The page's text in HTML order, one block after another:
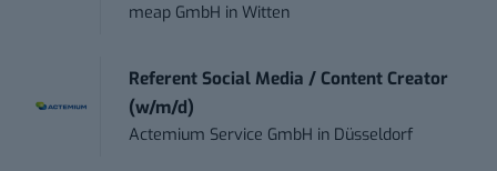
meap GmbH inWitten
Referent Social Media / Content Creator
(w/m/d)
Actemium Service GmbH in Düsseldorf